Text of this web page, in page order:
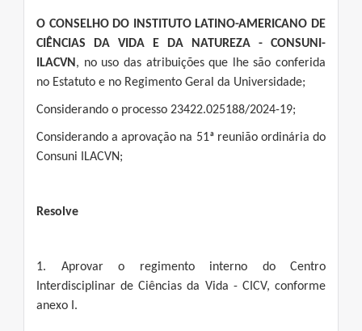
O CONSELHO DO INSTITUTO LATINO-AMERICANO DE
CIÊNCIAS DA VIDA E DA NATUREZA - CONSUNI-
ILACVN , no uso das atribuições que lhe são conferida
no Estatuto e no Regimento Geral da Universidade;
Considerando o processo 23422.025188/2024-19;
Considerando a aprovação na 51ª reunião ordinária do
Consuni ILACVN;
Resolve
1. Aprovar o regimento interno do Centro
Interdisciplinar de Ciências da Vida - CICV, conforme
anexo I.